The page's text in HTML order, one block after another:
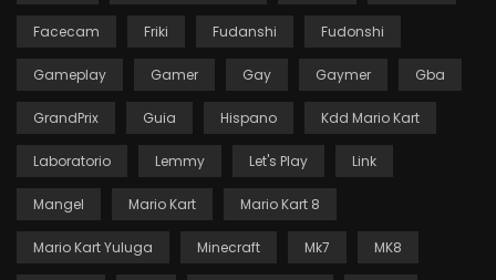
Facecam Friki Fudanshi Fudonshi
Gameplay Gamer Gay Gaymer Gba
GrandPrix Guia Hispano Kdd Mario Kart
Laboratorio Lemmy Let's Play Link
Mangel Mario Kart Mario Kart 8
Mario Kart Yuluga Minecraft Mk7 MK8